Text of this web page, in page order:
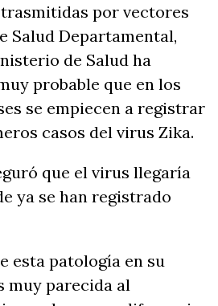
por vectores
Salud Departamental,
de Salud ha
probable que en los
se empiecen a registrar
casos del virus Zika.
que el virus llegaría
ya se han registrado
esta patología en su
muy parecida al